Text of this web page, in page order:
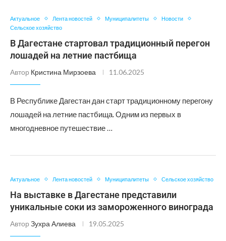
Актуальное Лента новостей Муниципалитеты
Новости
Сельское хозяйство
В Дагестане стартовал традиционный перегон
лошадей на летние пастбища
Автор Кристина Мирзоева 11.06.2025
В Республике Дагестан дан старт традиционному перегону
лошадей на летние пастбища. Одним из первых в
многодневное путешествие …
Актуальное Лента новостей Муниципалитеты Сельское хозяйство
На выставке в Дагестане представили
уникальные соки из замороженного винограда
Автор Зухра Алиева 19.05.2025